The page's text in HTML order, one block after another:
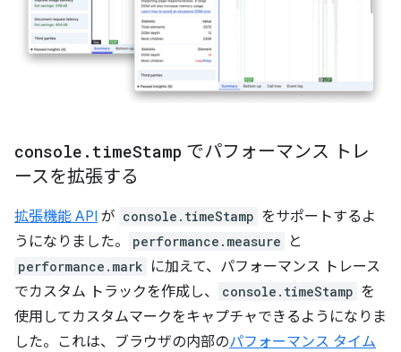
console . timeStamp でパフォーマンス トレ
ースを拡張する
拡張機能 API が console.timeStamp をサポートするよ
うになりました。
performance.measure と
performance.mark に加えて、パフォーマンス トレース
でカスタム トラックを作成し、
console.timeStamp を
使用してカスタムマークをキャプチャできるようになりま
した。これは、ブラウザの内部のパフォーマンス タイム